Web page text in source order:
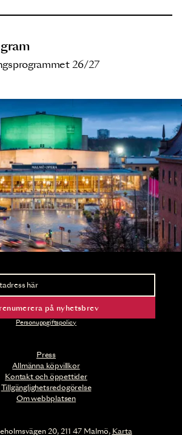
26/27
Press
Allmänna köpvillkor
Kontakt och öppettider
Tillgänglighetsredogörelse
Om webbplatsen
och biljettsläpp.
på nyhetsbrev
Personuppgiftspolicy
20, 211 47 Malmö, Karta